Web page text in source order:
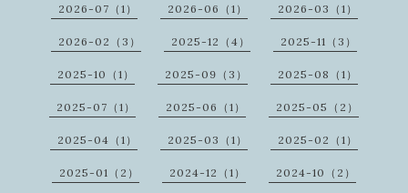
2026-07（1） 2026-06（1） 2026-03（1）
2026-02（3） 2025-12（4） 2025-11（3）
2025-10（1） 2025-09（3） 2025-08（1）
2025-07（1） 2025-06（1） 2025-05（2）
2025-04（1） 2025-03（1） 2025-02（1）
2025-01（2） 2024-12（1） 2024-10（2）